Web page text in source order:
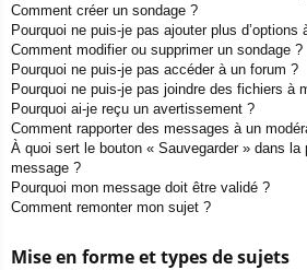
Comment créer un sondage ?
Pourquoi ne puis-je pas ajouter plus d’options
Comment modifier ou supprimer un sondage ?
Pourquoi ne puis-je pas accéder à un forum ?
Pourquoi ne puis-je pas joindre des fichiers à
Pourquoi ai-je reçu un avertissement ?
Comment rapporter des messages à un
À quoi sert le bouton « Sauvegarder » dans la
message ?
Pourquoi mon message doit être validé ?
Comment remonter mon sujet ?
Mise en forme et types de sujets